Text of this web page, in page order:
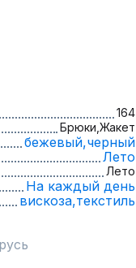
164
Брюки, Жакет
бежевый,черный
Лето
Лето
На каждый день
вискоза,текстиль